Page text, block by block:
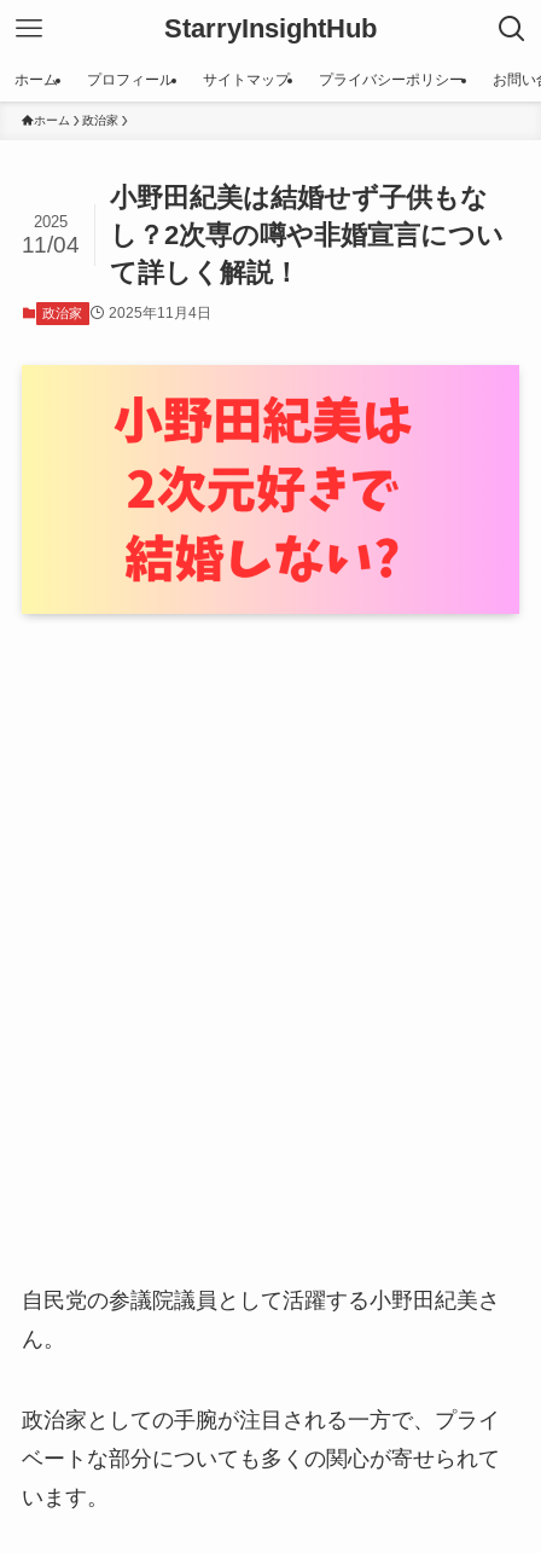
StarryInsightHub
ホーム プロフィール サイトマップ プライバシーポリシー お問い
ホーム 政治家
小野田紀美は結婚せず子供もな
し？2次専の噂や非婚宣言につい
て詳しく解説！
2025
11/04
政治家 2025年11月4日
自民党の参議院議員として活躍する小野田紀美さ
ん。
政治家としての手腕が注目される一方で、プライ
ベートな部分についても多くの関心が寄せられて
います。